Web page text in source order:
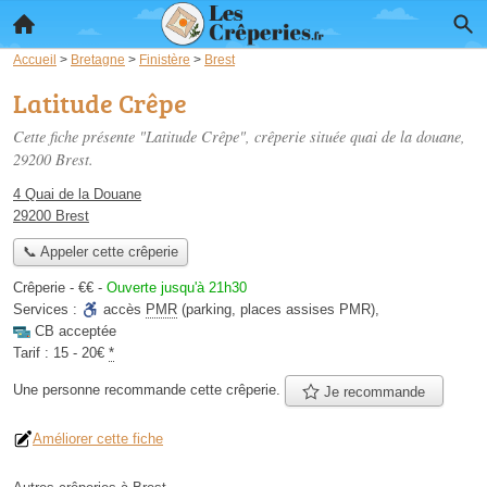
Accueil > Bretagne > Finistère > Brest
Latitude Crêpe
Cette fiche présente "Latitude Crêpe", crêperie située quai de la douane,
29200 Brest.
4 Quai de la Douane
29200 Brest
📞 Appeler cette crêperie
Crêperie - €€ - Ouverte jusqu'à 21h30
Services :
accès PMR (parking, places assises PMR),
CB acceptée
Tarif : 15 - 20€ *
Une personne recommande cette crêperie. Je recommande
Améliorer cette fiche